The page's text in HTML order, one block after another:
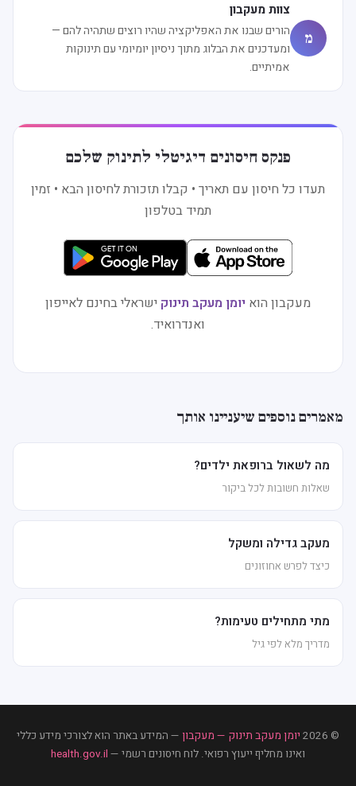
מ
צוות מעקבון
הורים שבנו את האפליקציה שהיו רוצים שתהיה להם —
ומעדכנים את הבלוג מתוך ניסיון יומיומי עם תינוקות
אמיתיים.
פנקס חיסונים דיגיטלי לתינוק שלכם
תעדו כל חיסון עם תאריך • קבלו תזכורת לחיסון הבא • זמין
תמיד בטלפון
מעקבון הוא יומן מעקב תינוק ישראלי בחינם לאייפון
ואנדרואיד.
מאמרים נוספים שיעניינו אותך
מה לשאול ברופאת ילדים?
שאלות חשובות לכל ביקור
מעקב גדילה ומשקל
כיצד לפרש אחוזונים
מתי מתחילים טעימות?
מדריך מלא לפי גיל
© 2026 יומן מעקב תינוק — מעקבון — המידע באתר הוא לצורכי מידע כללי
ואינו מחליף ייעוץ רפואי. לוח חיסונים רשמי — health.gov.il